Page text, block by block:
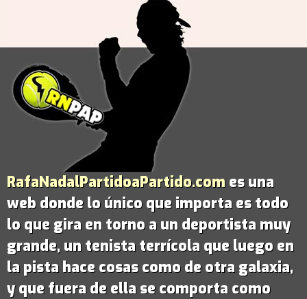
RafaNadalPartidoaPartido.com es una
web donde lo único que importa es todo
lo que gira en torno a un deportista muy
grande, un tenista terrícola que luego en
la pista hace cosas como de otra galaxia,
y que fuera de ella se comporta como